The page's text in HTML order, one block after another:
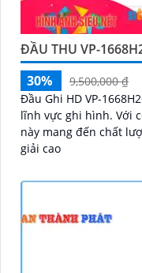
ĐẦU THU VP-
30%
9,500,000 ₫
Đầu Ghi HD VP-
lĩnh vực ghi hình. Với công nghệ tiên tiến h. 265, đầu ghi
này mang đến chất
giải cao